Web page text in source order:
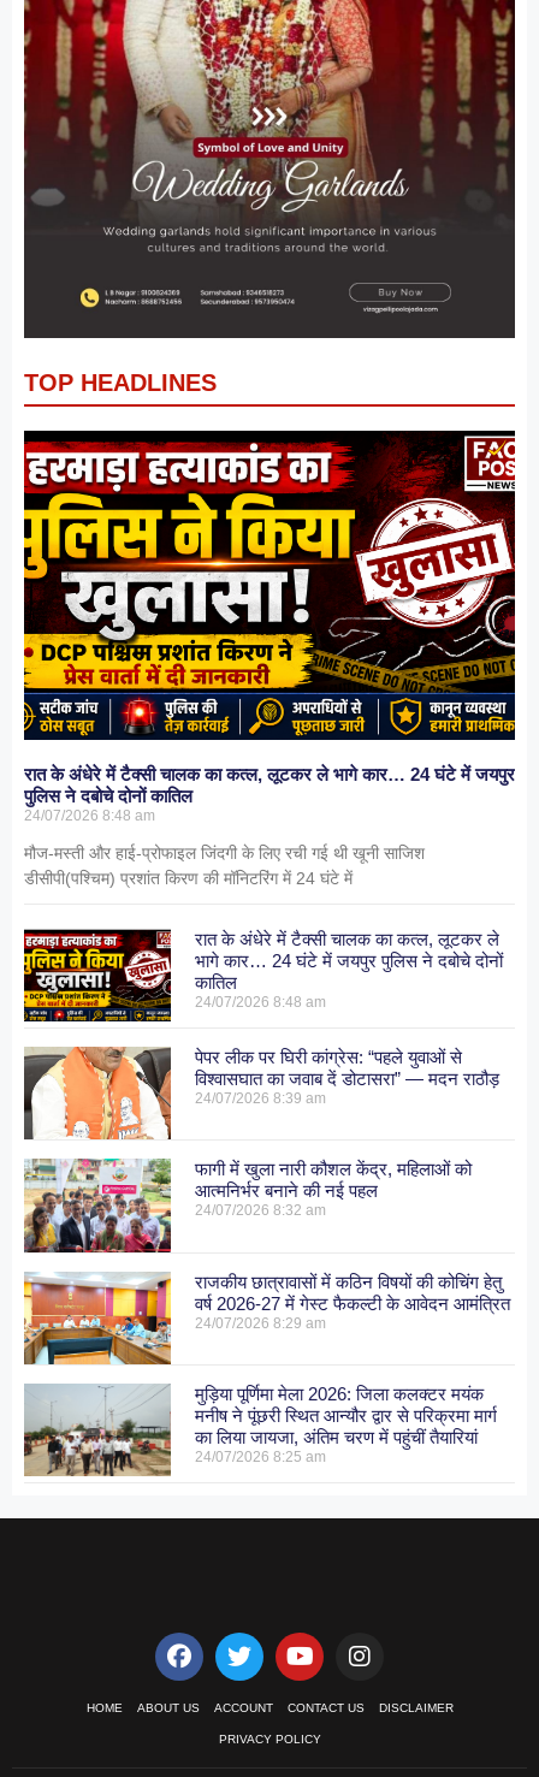
TOP HEADLINES
रात के अंधेरे में टैक्सी चालक का कत्ल, लूटकर ले भागे कार… 24 घंटे में जयपुर
पुलिस ने दबोचे दोनों कातिल
24/07/2026 8:48 am
मौज-मस्ती और हाई-प्रोफाइल जिंदगी के लिए रची गई थी खूनी साजिश
डीसीपी(पश्चिम) प्रशांत किरण की मॉनिटरिंग में 24 घंटे में
रात के अंधेरे में टैक्सी चालक का कत्ल, लूटकर ले
भागे कार… 24 घंटे में जयपुर पुलिस ने दबोचे दोनों
कातिल
24/07/20268:48 am
पेपर लीक पर घिरी कांग्रेस: “पहले युवाओं से
विश्वासघात का जवाब दें डोटासरा” — मदन राठौड़
24/07/20268:39 am
फागी में खुला नारी कौशल केंद्र, महिलाओं को
आत्मनिर्भर बनाने की नई पहल
24/07/20268:32 am
राजकीय छात्रावासों में कठिन विषयों की कोचिंग हेतु
वर्ष 2026-27 में गेस्ट फैकल्टी के आवेदन आमंत्रित
24/07/20268:29 am
मुड़िया पूर्णिमा मेला 2026: जिला कलक्टर मयंक
मनीष ने पूंछरी स्थित आन्यौर द्वार से परिक्रमा मार्ग
का लिया जायजा, अंतिम चरण में पहुंचीं तैयारियां
24/07/20268:25 am
HOME ABOUT US ACCOUNT CONTACT US DISCLAIMER
PRIVACY POLICY